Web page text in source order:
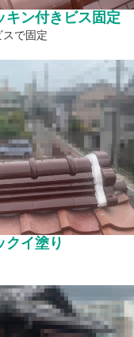
ン付きビス固定
で固定
イ塗り